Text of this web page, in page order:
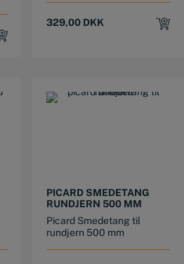
329,00 DKK
PICARD SMEDETANG
RUNDJERN 500 MM
Picard Smedetang til
rundjern 500 mm